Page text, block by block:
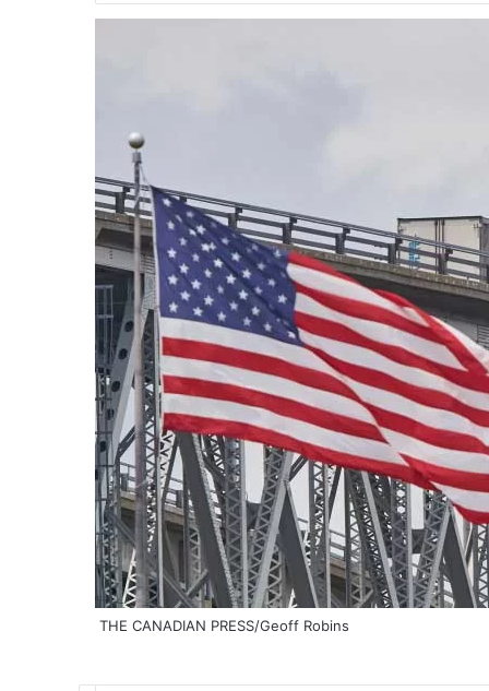
THE CANADIAN PRESS/Geoff Robins